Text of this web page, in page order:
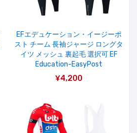
EFエデュケーション・イージーポ
スト チーム 長袖ジャージ ロングタ
イツ メッシュ 裏起毛 選択可 EF
Education-EasyPost
¥4,200